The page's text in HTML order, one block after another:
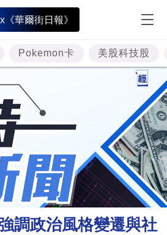
《華爾街日報》
Pokemon卡 美股科技股
調政治風格變遷與社